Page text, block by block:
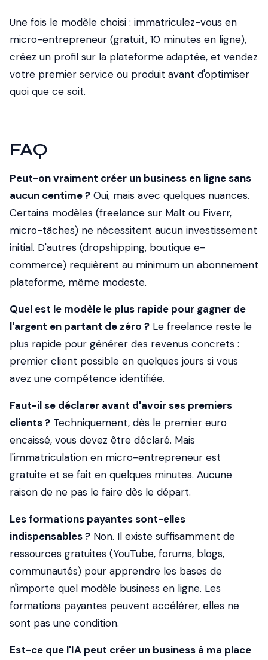
Une fois le modèle choisi : immatriculez-vous en
micro-entrepreneur (gratuit, 10 minutes en ligne),
créez un profil sur la plateforme adaptée, et vendez
votre premier service ou produit avant d'optimiser
quoi que ce soit.
FAQ
Peut-on vraiment créer un business en ligne sans
aucun centime ? Oui, mais avec quelques nuances.
Certains modèles (freelance sur Malt ou Fiverr,
micro-tâches) ne nécessitent aucun investissement
initial. D'autres (dropshipping, boutique e-
commerce) requièrent au minimum un abonnement
plateforme, même modeste.
Quel est le modèle le plus rapide pour gagner de
l'argent en partant de zéro ? Le freelance reste le
plus rapide pour générer des revenus concrets :
premier client possible en quelques jours si vous
avez une compétence identifiée.
Faut-il se déclarer avant d'avoir ses premiers
clients ? Techniquement, dès le premier euro
encaissé, vous devez être déclaré. Mais
l'immatriculation en micro-entrepreneur est
gratuite et se fait en quelques minutes. Aucune
raison de ne pas le faire dès le départ.
Les formations payantes sont-elles
indispensables ? Non. Il existe suffisamment de
ressources gratuites (YouTube, forums, blogs,
communautés) pour apprendre les bases de
n'importe quel modèle business en ligne. Les
formations payantes peuvent accélérer, elles ne
sont pas une condition.
Est-ce que l'IA peut créer un business à ma place